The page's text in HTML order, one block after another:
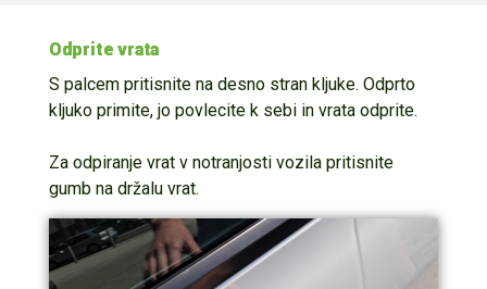
Odprite vrata
S palcem pritisnite na desno stran kljuke. Odprto
kljuko primite, jo povlecitek sebiin vrataodprite.
Za odpiranje vrat v notranjosti vozila pritisnite
gumb na držalu vrat.